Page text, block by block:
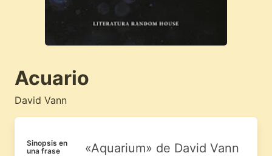
Acuario
David Vann
Sinopsis en
una frase
«Aquarium» de David Vann